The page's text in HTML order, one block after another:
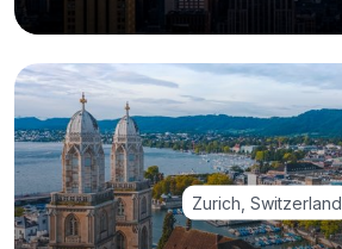
Zurich, Switzerland